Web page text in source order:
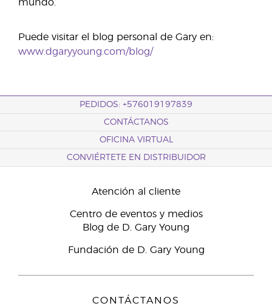
mundo.
Puede visitar el blog personal de Gary en:
www.dgaryyoung.com/blog/
PEDIDOS: +576019197839
CONTÁCTANOS
OFICINA VIRTUAL
CONVIÉRTETE EN DISTRIBUIDOR
Atención al cliente
Centro de eventos y medios
Blog de D. Gary Young
Fundación de D. Gary Young
CONTÁCTANOS